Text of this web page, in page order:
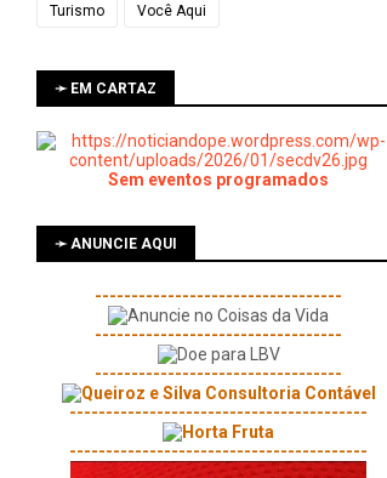
Turismo Você Aqui
➛ EM CARTAZ
Sem eventos programados
➛ ANUNCIE AQUI
----------------------------------
----------------------------------
----------------------------------
-----------------------------------------
-----------------------------------------